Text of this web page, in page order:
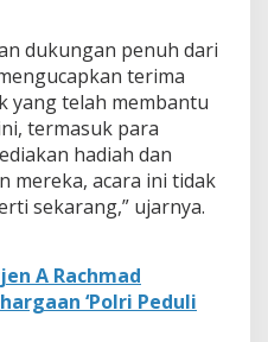
dukungan penuh dari
terima
yang telah membantu
termasuk para
hadiah dan
mereka, acara ini tidak
sekarang,” ujarnya.
A Rachmad
‘Polri Peduli